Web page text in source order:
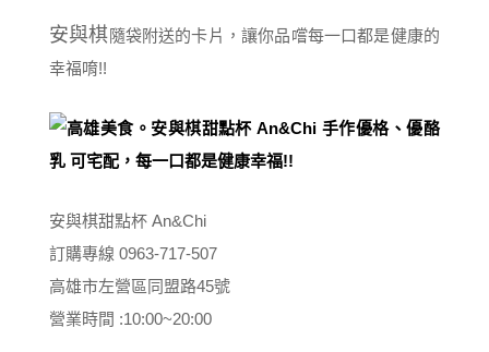
安與棋隨袋附送的卡片，讓你品嚐每一口都是健康的
幸福唷!!
安與棋甜點杯 An&Chi
訂購專線 0963-717-507
高雄市左營區同盟路45號
營業時間 :10:00~20:00